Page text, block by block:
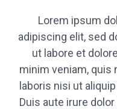
Lorem ipsum
adipiscing elit, sed
ut labore et
minim veniam,
laboris nisi ut
Duis aute irure